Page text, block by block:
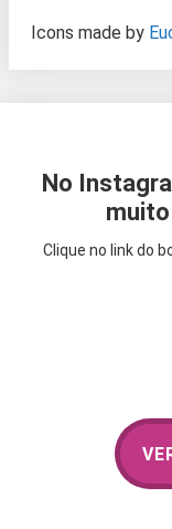
Icons made by
No
Clique no link do